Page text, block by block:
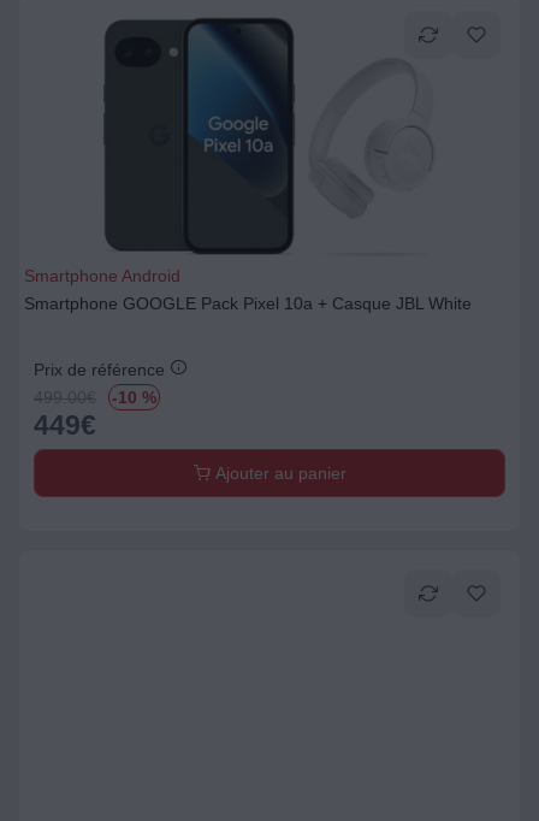
Smartphone Android
Smartphone GOOGLE Pack Pixel 10a + Casque JBL White
Prix de référence
499.00€ -10 %
449€
Ajouter au panier